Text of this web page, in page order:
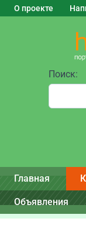
О проекте
Поиск:
Главная
Объявления